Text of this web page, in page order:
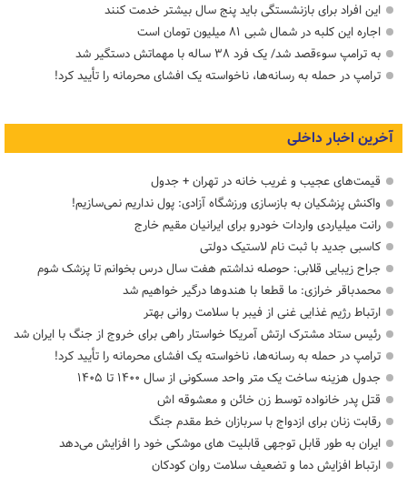
این افراد برای بازنشستگی باید پنج سال بیشتر خدمت کنند
اجاره این کلبه در شمال شبی ۸۱ میلیون تومان است
به ترامپ سوءقصد شد/ یک فرد ۳۸ ساله با مهماتش دستگیر شد
ترامپ در حمله‌ به رسانه‌ها، ناخواسته یک افشای محرمانه را تأیید کرد!
آخرین اخبار داخلی
قیمت‌های عجیب و غریب خانه در تهران + جدول
واکنش پزشکیان به بازسازی ورزشگاه آزادی: پول نداریم نمی‌سازیم!
رانت میلیاردی واردات خودرو برای ایرانیان مقیم خارج
کاسبی جدید با ثبت نام لاستیک دولتی
جراح زیبایی قلابی: حوصله نداشتم هفت سال درس بخوانم تا پزشک شوم
محمدباقر خرازی: ما قطعا با هندوها درگیر خواهیم شد
ارتباط رژیم غذایی غنی از فیبر با سلامت روانی بهتر
رئیس ستاد مشترک ارتش آمریکا خواستار راهی برای خروج از جنگ با ایران شد
ترامپ در حمله‌ به رسانه‌ها، ناخواسته یک افشای محرمانه را تأیید کرد!
جدول هزینه ساخت یک متر واحد مسکونی از سال ۱۴۰۰ تا ۱۴۰۵
قتل پدر خانواده توسط زن خائن و معشوقه اش
رقابت زنان برای ازدواج با سربازان خط مقدم جنگ
ایران به طور قابل توجهی قابلیت های موشکی خود را افزایش می‌دهد
ارتباط افزایش دما و تضعیف سلامت روان کودکان